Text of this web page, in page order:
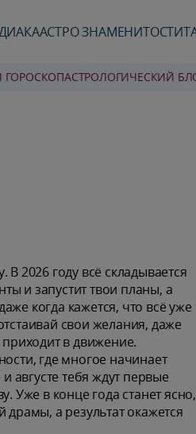
АСТРО ЗНАМЕНИТОСТИ
AСТРОЛОГИЧЕСКИЙ
2026 году всё складывается
и запустит твои планы, а
когда кажется, что всё уже
свои желания, даже
в движение.
где многое начинает
августе тебя ждут первые
Уже в конце года станет ясно,
а результат окажется